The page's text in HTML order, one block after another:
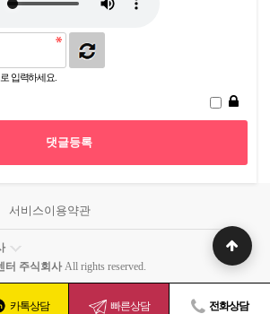
입력하세요.
카톡상담 빠른상담 전화상담
서비스이용약관
터 주식회사 All rights reserved.